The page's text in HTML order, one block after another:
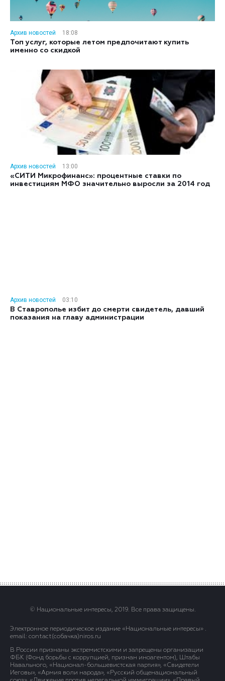
Архив новостей
18:08
Топ услуг, которые летом предпочитают купить
именно со скидкой
Архив новостей
13:00
«СИТИ Микрофинанс»: процентные ставки по
инвестициям МФО значительно выросли за 2014 год
Архив новостей
03:10
В Ставрополье избит до смерти свидетель, давший
показания на главу администрации
© Национальные интересы, 2019. Все права защищены.
Электронное периодическое издание «Национальные интересы» .
email: contact(сoбaчка)niros.ru
В России признаны экстремистскими и запрещены организации
ФБК (Фонд борьбы с коррупцией, признан иноагентом), Штабы
Навального, «Национал-большевистская партия», «Свидетели
Иеговы», «Армия воли народа», «Русский общенациональный